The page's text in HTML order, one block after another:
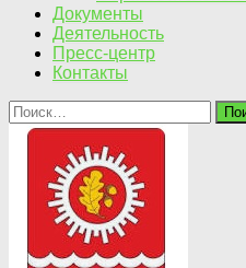
Документы
Деятельность
Пресс-центр
Контакты
Найти: